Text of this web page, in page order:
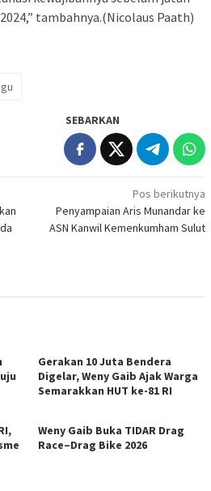
tambahnya.(Nicolaus Paath)
SEBARKAN
Pos berikutnya
Penyampaian Aris Munandar ke
ASN Kanwil Kemenkumham Sulut
Gerakan 10 Juta Bendera
Digelar, Weny Gaib Ajak Warga
Semarakkan HUT ke-81 RI
Weny Gaib Buka TIDAR Drag
Race–Drag Bike 2026